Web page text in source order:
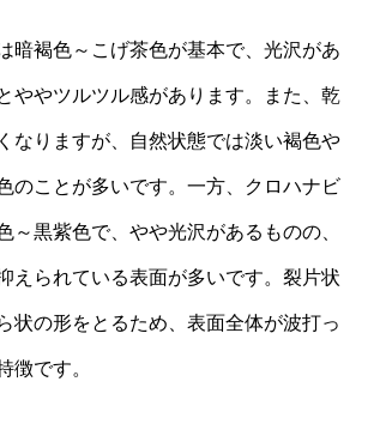
暗褐色～こげ茶色が基本で、光沢があ
ややツルツル感があります。また、乾
なりますが、自然状態では淡い褐色や
のことが多いです。一方、クロハナビ
～黒紫色で、やや光沢があるものの、
えられている表面が多いです。裂片状
状の形をとるため、表面全体が波打っ
徴です。